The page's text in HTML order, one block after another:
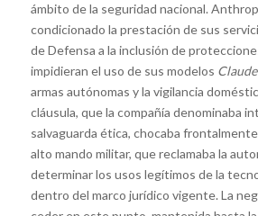
ámbito de la seguridad nacional.
condicionado la prestación de sus
de Defensa a la inclusión de
impidieran el uso de sus modelos Claude
armas autónomas y la vigilancia
cláusula, que la compañía denominaba
salvaguarda ética, chocaba
alto mando militar, que reclamaba la
determinar los usos legítimos de la
dentro del marco jurídico vigente. La